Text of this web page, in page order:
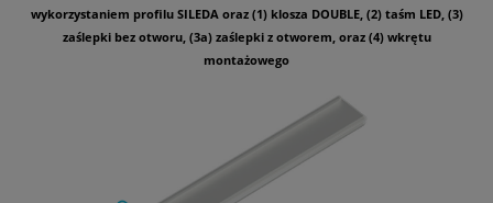
wykorzystaniem profilu SILEDA oraz (1) klosza DOUBLE, (2) taśm LED, (3)
zaślepki bez otworu, (3a) zaślepki z otworem, oraz (4) wkrętu
montażowego